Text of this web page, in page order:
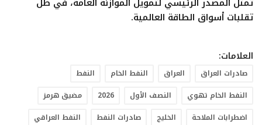
تقلبات أسواق الطاقة العالمية.
العلامات:
صادرات العراق العراق النفط الخام
النفط
النفط الخام تهوي
النصف الأول 2026
مضيق هرمز
اضطرابات الملاحة
الخليج صادرات النفط
النفط العراقي